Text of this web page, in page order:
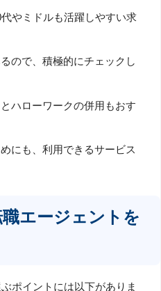
やミドルも活躍しやすい求
ので、積極的にチェックし
ハローワークの併用もおす
にも、利用できるサービス
エージェントを
ポイントには以下がありま